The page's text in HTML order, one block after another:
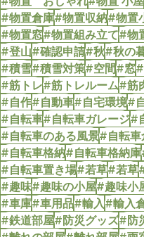
#物置倉庫#物置収納#物置
#物置窓#物置組み立て#物
#登山#確認申請#秋#秋の
#積雪#積雪対策#空間#窓
#筋トレ#筋トレルーム#筋
#自作#自動車#自宅環境#
#自転車#自転車ガレージ#
#自転車のある風景#自転車
#自転車格納#自転車格納庫
#自転車置き場#若草#若草
#趣味#趣味の小屋#趣味小
#車庫#車用品#輸入#輸入
#鉄道部屋#防災グッズ#防